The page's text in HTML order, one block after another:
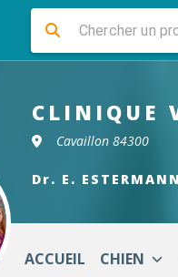
CLINIQUE
Cavaillon 84300
Dr. E.
ACCUEIL CHIEN